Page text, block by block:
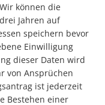
können die
Jahren auf
speichern bevor
Einwilligung
dieser Daten wird
von Ansprüchen
ist jederzeit
Bestehen einer